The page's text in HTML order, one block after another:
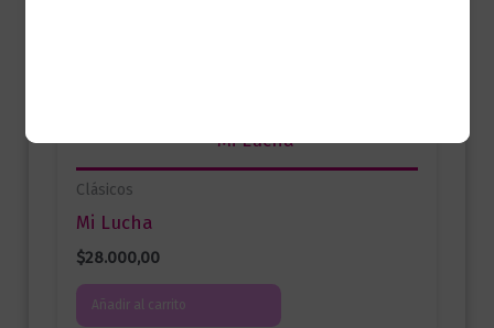
Clásicos
Mi Lucha
$28.000,00
Añadir al carrito